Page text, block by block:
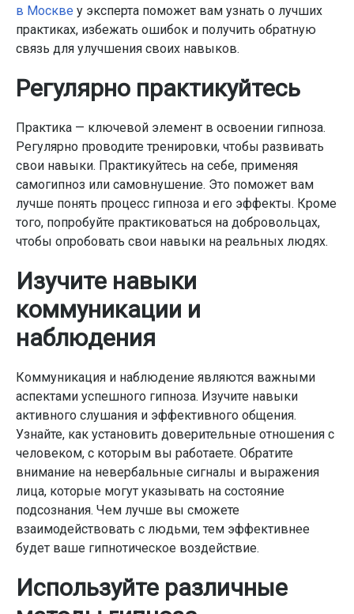
в Москве у эксперта поможет вам узнать о лучших
практиках, избежать ошибок и получить обратную
связь для улучшения своих навыков.
Регулярно практикуйтесь
Практика — ключевой элемент в освоении гипноза.
Регулярно проводите тренировки, чтобы развивать
свои навыки. Практикуйтесь на себе, применяя
самогипноз или самовнушение. Это поможет вам
лучше понять процесс гипноза и его эффекты. Кроме
того, попробуйте практиковаться на добровольцах,
чтобы опробовать свои навыки на реальных людях.
Изучите навыки
коммуникации и
наблюдения
Коммуникация и наблюдение являются важными
аспектами успешного гипноза. Изучите навыки
активного слушания и эффективного общения.
Узнайте, как установить доверительные отношения с
человеком, с которым вы работаете. Обратите
внимание на невербальные сигналы и выражения
лица, которые могут указывать на состояние
подсознания. Чем лучше вы сможете
взаимодействовать с людьми, тем эффективнее
будет ваше гипнотическое воздействие.
Используйте различные